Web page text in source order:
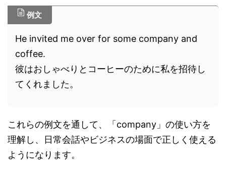
例文
He invited me over for some company and
coffee.
彼はおしゃべりとコーヒーのために私を招待し
てくれました。
これらの例文を通して、「company」の使い方を
理解し、日常会話やビジネスの場面で正しく使える
ようになります。